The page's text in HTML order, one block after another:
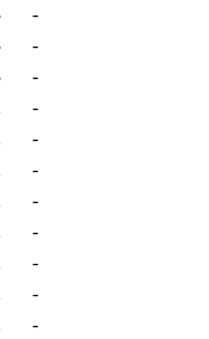
-
-
-
-
-
-
-
-
-
-
-